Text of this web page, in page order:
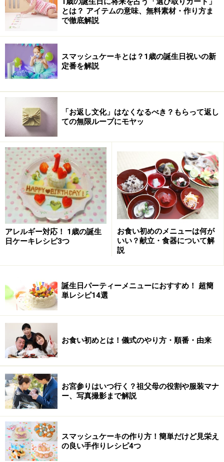
子どもが生まれて初めて迎える節句
・七五三を祝う
子供の厄をはらう
・入学祝い
新生活の第一歩を祝う
・ギフトを探せる、贈れる総合サイト
※記事内容は執筆時点のものです。最新の内容をご確認くださ
い。
次のページへ
とは？ アイテムの意味、無料素材・作り方ま
で徹底解説
スマッシュケーキとは？1歳の誕生日祝いの新
定番を解説
「お返し文化」はなくなるべき？もらって返し
ての無限ループにモヤッ
アレルギー対応！ 1歳の誕生
日ケーキレシピ3つ
お食い初めのメニューは何が
いい？献立・食器について解
説
誕生日パーティーメニューにおすすめ！ 超簡
単レシピ14選
お食い初めとは！儀式のやり方・順番・由来
お宮参りはいつ行く？祖父母の役割や服装マナ
ー、写真撮影まで解説
スマッシュケーキの作り方！簡単だけど見栄え
の良い手作りレシピ4つ